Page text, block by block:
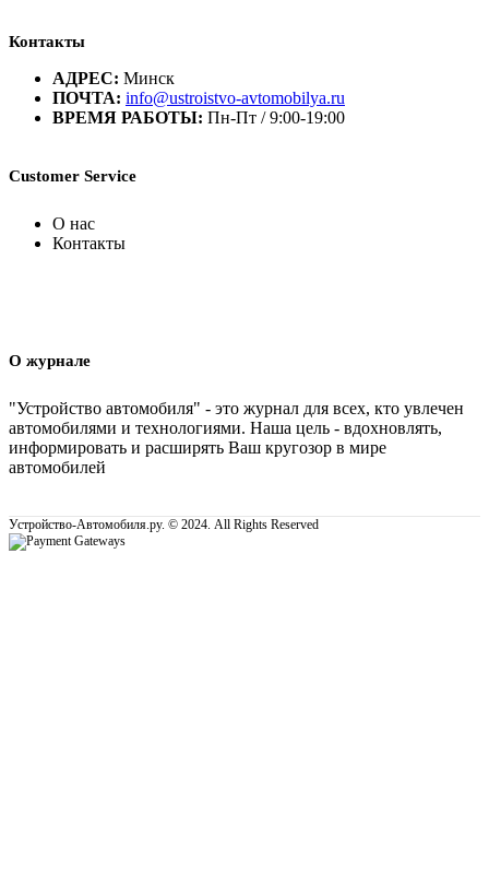
Контакты
АДРЕС: Минск
ПОЧТА: info@ustroistvo-avtomobilya.ru
ВРЕМЯ РАБОТЫ: Пн-Пт / 9:00-19:00
Customer Service
О нас
Контакты
О журнале
"Устройство автомобиля" - это журнал для всех, кто увлечен
автомобилями и технологиями. Наша цель - вдохновлять,
информировать и расширять Ваш кругозор в мире
автомобилей
Устройство-Автомобиля.ру. © 2024. All Rights Reserved